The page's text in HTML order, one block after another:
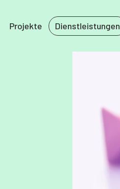
Projekte Dienstleistungen